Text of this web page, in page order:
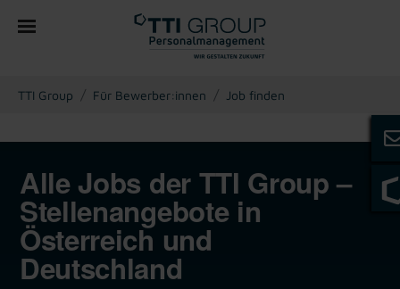
You are here:
TTI Group Für Bewerber:innen Job finden
Alle Jobs der TTI Group –
Stellenangebote in
Österreich und
Deutschland